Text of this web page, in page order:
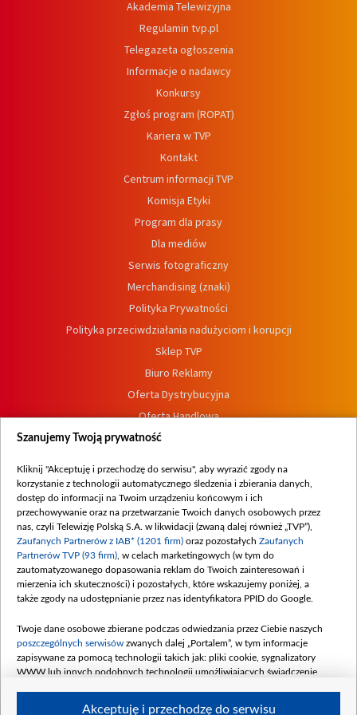
Akademia Telewizyjna
Regulamin tvp.pl
Telegazeta ogłoszenia
Informacje o nadawcy
Konkursy
Zgłoś program (ROPAT)
Kariera w TVP
Kontakt
Centrum informacji TVP
Komisja Etyki
Program dla prasy
Dla mediów
Serwis fotograficzny
Merchandising (znaki)
Polityka Prywatności
Polityka przeciwdziałania nadużyciom i korupcji
Sklep TVP
Biuro Reklamy
Oferta Dystrybucyjna
Oferta Handlowa
Dostępność
Procedura zgłoszeń wewnętrznych
Szanujemy Twoją prywatność
Kliknij "Akceptuję i przechodzę do serwisu", aby wyrazić zgody na
korzystanie z technologii automatycznego śledzenia i zbierania danych,
dostęp do informacji na Twoim urządzeniu końcowym i ich
przechowywanie oraz na przetwarzanie Twoich danych osobowych przez
nas, czyli Telewizję Polską S.A. w likwidacji (zwaną dalej również „TVP”),
Zaufanych Partnerów z IAB* (1201 firm) oraz pozostałych Zaufanych
Partnerów TVP (93 firm) , w celach marketingowych (w tym do
zautomatyzowanego dopasowania reklam do Twoich zainteresowań i
mierzenia ich skuteczności) i pozostałych, które wskazujemy poniżej, a
także zgody na udostępnianie przez nas identyfikatora PPID do Google.
Twoje dane osobowe zbierane podczas odwiedzania przez Ciebie naszych
poszczególnych serwisów zwanych dalej „Portalem”, w tym informacje
zapisywane za pomocą technologii takich jak: pliki cookie, sygnalizatory
WWW lub innych podobnych technologii umożliwiających świadczenie
Akceptuję i przechodzę do serwisu